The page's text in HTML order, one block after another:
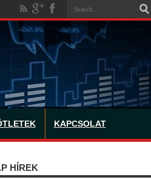
KAPCSOLAT
HÍREK